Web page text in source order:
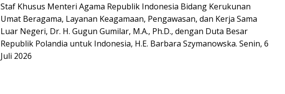
Staf Khusus Menteri Agama Republik Indonesia Bidang Kerukunan
Umat Beragama, Layanan Keagamaan, Pengawasan, dan Kerja Sama
Luar Negeri, Dr. H. Gugun Gumilar, M.A., Ph.D., dengan Duta Besar
Republik Polandia untuk Indonesia, H.E. Barbara Szymanowska. Senin, 6
Juli 2026